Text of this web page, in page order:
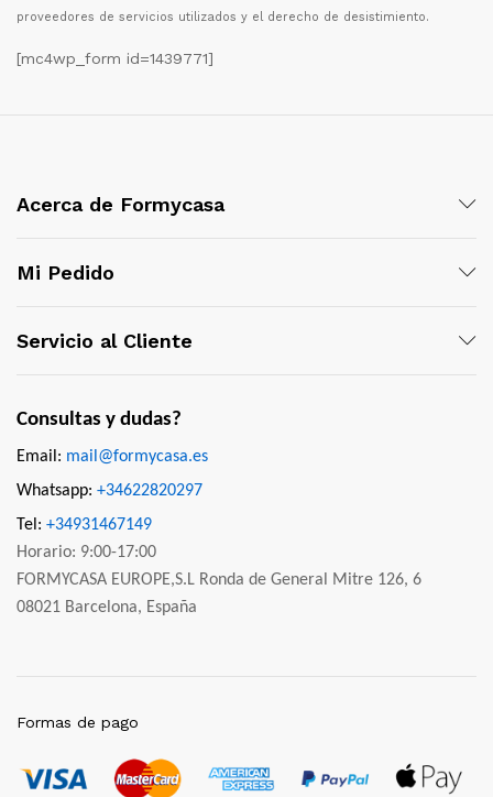
proveedores de servicios utilizados y el derecho de desistimiento.
[mc4wp_form id=1439771]
Acerca de Formycasa
Mi Pedido
Servicio al Cliente
Consultas y dudas?
Email: mail@formycasa.es
Whatsapp: +34622820297
Tel: +34931467149
Horario: 9:00-17:00
FORMYCASA EUROPE,S.L Ronda de General Mitre 126, 6
08021 Barcelona, España
Formas de pago